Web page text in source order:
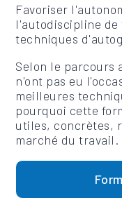
Favoriser
l'autodiscipline de
techniques
Selon le parcours
n'ont pas eu
meilleures
pourquoi cette
utiles, concrètes,
marché du travail.